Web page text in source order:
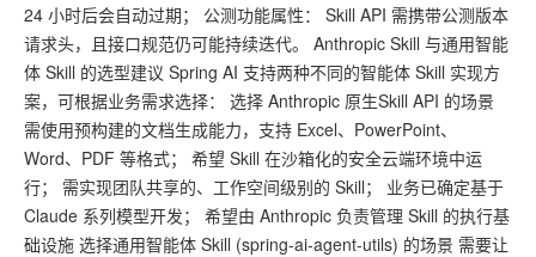
24 小时后会自动过期； 公测功能属性： Skill API 需携带公测版本
请求头，且接口规范仍可能持续迭代。 Anthropic Skill 与通用智能
体 Skill 的选型建议 Spring AI 支持两种不同的智能体 Skill 实现方
案，可根据业务需求选择： 选择 Anthropic 原生Skill API 的场景
需使用预构建的文档生成能力，支持 Excel、PowerPoint、
Word、PDF 等格式； 希望 Skill 在沙箱化的安全云端环境中运
行； 需实现团队共享的、工作空间级别的 Skill； 业务已确定基于
Claude 系列模型开发； 希望由 Anthropic 负责管理 Skill 的执行基
础设施 选择通用智能体 Skill (spring-ai-agent-utils) 的场景 需要让